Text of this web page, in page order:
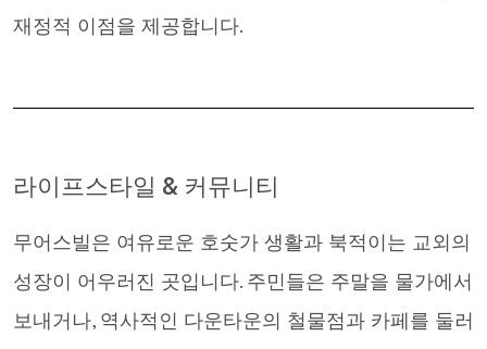
재정적 이점을 제공합니다.
라이프스타일 & 커뮤니티
무어스빌은 여유로운 호숫가 생활과 북적이는 교외의
성장이 어우러진 곳입니다. 주민들은 주말을 물가에서
보내거나, 역사적인 다운타운의 철물점과 카페를 둘러